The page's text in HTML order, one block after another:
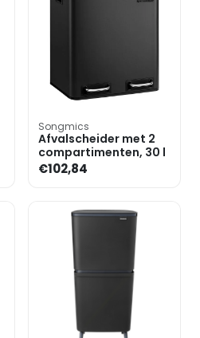
Songmics
Afvalscheider met 2
compartimenten, 30 l
€102,84